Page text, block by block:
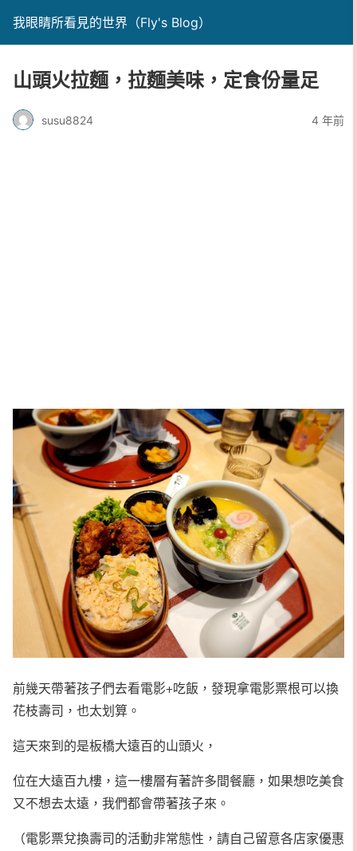
我眼睛所看見的世界（Fly's Blog）
山頭火拉麵，拉麵美味，定食份量足
susu8824 4 年前
前幾天帶著孩子們去看電影+吃飯，發現拿電影票根可以換
花枝壽司，也太划算。
這天來到的是板橋大遠百的山頭火，
位在大遠百九樓，這一樓層有著許多間餐廳，如果想吃美食
又不想去太遠，我們都會帶著孩子來。
（電影票兌換壽司的活動非常態性，請自己留意各店家優惠